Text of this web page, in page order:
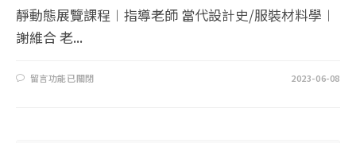
靜動態展覽課程︱指導老師 當代設計史/服裝材料學︱
謝維合 老...
留言功能已關閉 2023-06-08